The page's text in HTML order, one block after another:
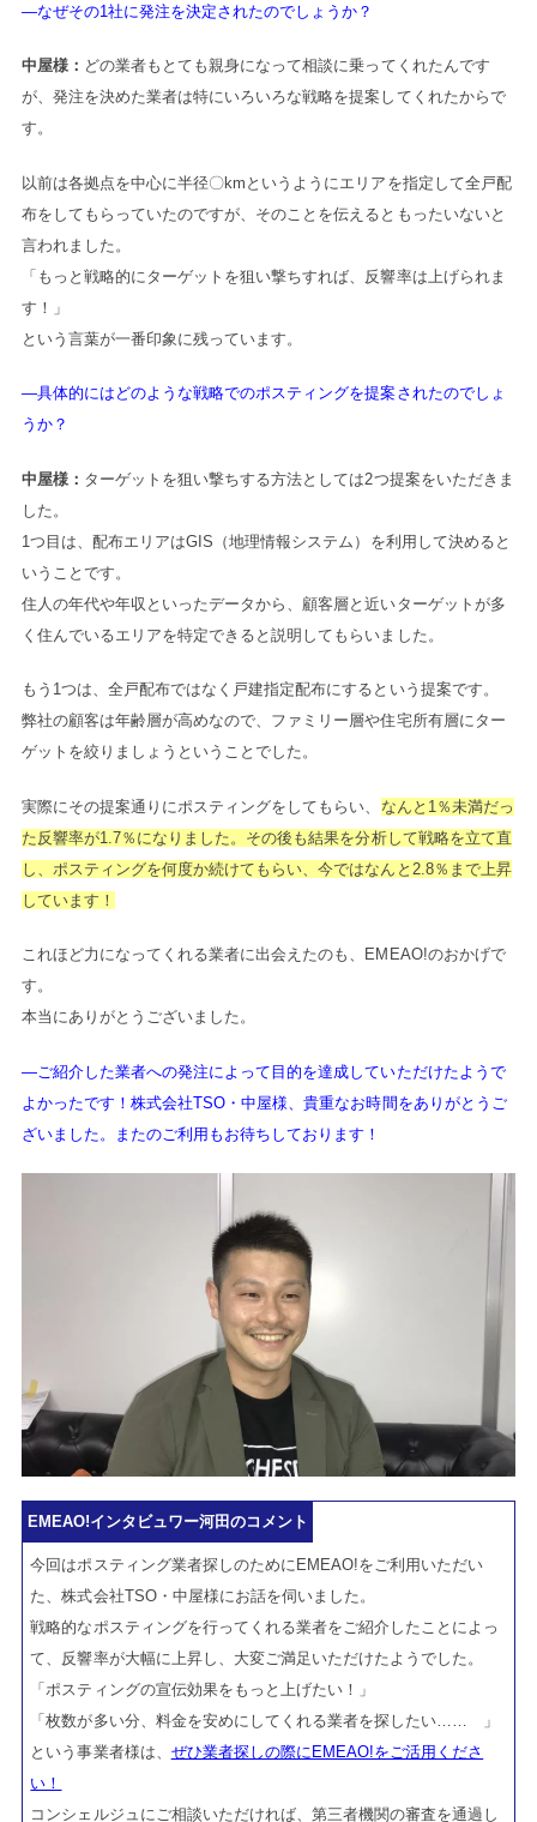
―なぜその1社に発注を決定されたのでしょうか？
中屋様： どの業者もとても親身になって相談に乗ってくれたんです
が、発注を決めた業者は特にいろいろな戦略を提案してくれたからで
す。
以前は各拠点を中心に半径〇kmというようにエリアを指定して全戸配
布をしてもらっていたのですが、そのことを伝えるともったいないと
言われました。
「もっと戦略的にターゲットを狙い撃ちすれば、反響率は上げられま
す！」
という言葉が一番印象に残っています。
―具体的にはどのような戦略でのポスティングを提案されたのでしょ
うか？
中屋様： ターゲットを狙い撃ちする方法としては2つ提案をいただきま
した。
1つ目は、配布エリアはGIS（地理情報システム）を利用して決めると
いうことです。
住人の年代や年収といったデータから、顧客層と近いターゲットが多
く住んでいるエリアを特定できると説明してもらいました。
もう1つは、全戸配布ではなく戸建指定配布にするという提案です。
弊社の顧客は年齢層が高めなので、ファミリー層や住宅所有層にター
ゲットを絞りましょうということでした。
実際にその提案通りにポスティングをしてもらい、 なんと1％未満だっ
た反響率が1.7％になりました。その後も結果を分析して戦略を立て直
し、ポスティングを何度か続けてもらい、今ではなんと2.8％まで上昇
しています！
これほど力になってくれる業者に出会えたのも、EMEAO!のおかげで
す。
本当にありがとうございました。
―ご紹介した業者への発注によって目的を達成していただけたようで
よかったです！株式会社TSO・中屋様、貴重なお時間をありがとうご
ざいました。またのご利用もお待ちしております！
EMEAO!インタビュワー河田のコメント
今回はポスティング業者探しのためにEMEAO!をご利用いただい
た、株式会社TSO・中屋様にお話を伺いました。
戦略的なポスティングを行ってくれる業者をご紹介したことによっ
て、反響率が大幅に上昇し、大変ご満足いただけたようでした。
「ポスティングの宣伝効果をもっと上げたい！」
「枚数が多い分、料金を安めにしてくれる業者を探したい…… 」
という事業者様は、 ぜひ業者探しの際にEMEAO!をご活用くださ
い！
コンシェルジュにご相談いただければ、第三者機関の審査を通過し